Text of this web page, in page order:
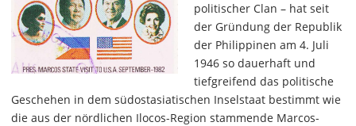
politischer Clan – hat seit
der Gründung der Republik
der Philippinen am 4. Juli
1946 so dauerhaft und
tiefgreifend das politische
Geschehen in dem südostasiatischen Inselstaat bestimmt wie
die aus der nördlichen Ilocos-Region stammende Marcos-